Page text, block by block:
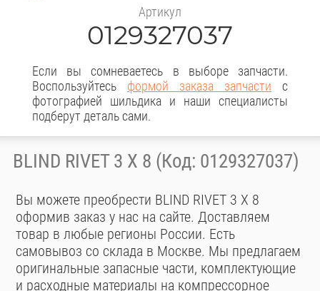
Артикул
0129327037
Если вы сомневаетесь в выборе запчасти.
Воспользуйтесь формой заказа запчасти с
фотографией шильдика и наши специалисты
подберут деталь сами.
BLIND RIVET 3 X 8 (Код: 0129327037)
Вы можете преобрести BLIND RIVET 3 X 8
оформив заказ у нас на сайте. Доставляем
товар в любые регионы России. Есть
самовывоз со склада в Москве. Мы предлагаем
оригинальные запасные части, комплектующие
и расходные материалы на компрессорное